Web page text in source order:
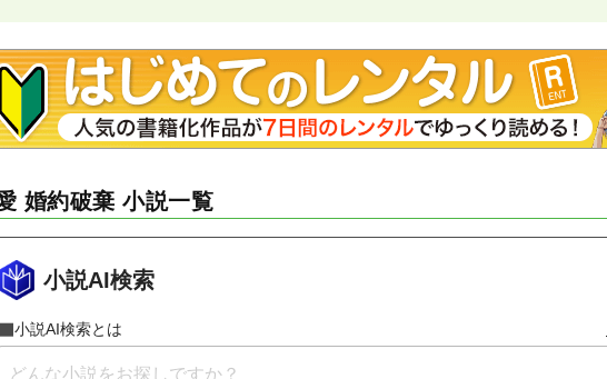
婚約破棄 小説一覧
小説AI検索
小説AI検索とは